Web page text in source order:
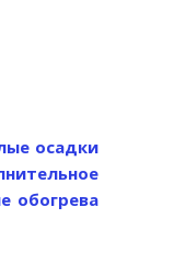
осадки
обогрева